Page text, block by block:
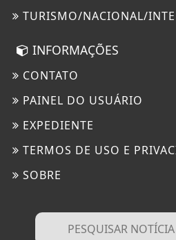
TURISMO/NACIONAL/
INFORMAÇÕES
CONTATO
PAINEL DO USUÁRIO
EXPEDIENTE
TERMOS DE USO E
SOBRE